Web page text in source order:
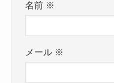
名前 ※
メール ※